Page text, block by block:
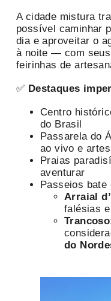
A cidade mistura
possível caminhar
dia e aproveitar o
à noite — com
feirinhas de
✅ Destaques
Centro
do Brasil
Passarela do
ao vivo e
Praias
aventurar
Passeios bate
Arraial
falésias
Trancoso
do